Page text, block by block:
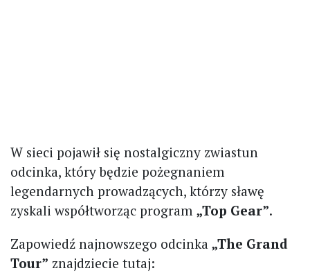
W sieci pojawił się nostalgiczny zwiastun
odcinka, który będzie pożegnaniem
legendarnych prowadzących, którzy sławę
zyskali współtworząc program „Top Gear”.
Zapowiedź najnowszego odcinka „The Grand
Tour” znajdziecie tutaj: